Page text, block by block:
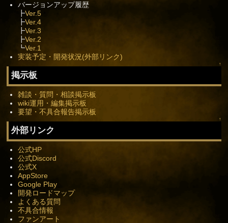
バージョンアップ履歴
┣Ver.5
┣Ver.4
┣Ver.3
┣Ver.2
┗Ver.1
実装予定・開発状況(外部リンク)
↑
掲示板
雑談・質問・相談掲示板
wiki運用・編集掲示板
要望・不具合報告掲示板
↑
外部リンク
公式HP
公式Discord
公式X
AppStore
Google Play
開発ロードマップ
よくある質問
不具合情報
ファンアート